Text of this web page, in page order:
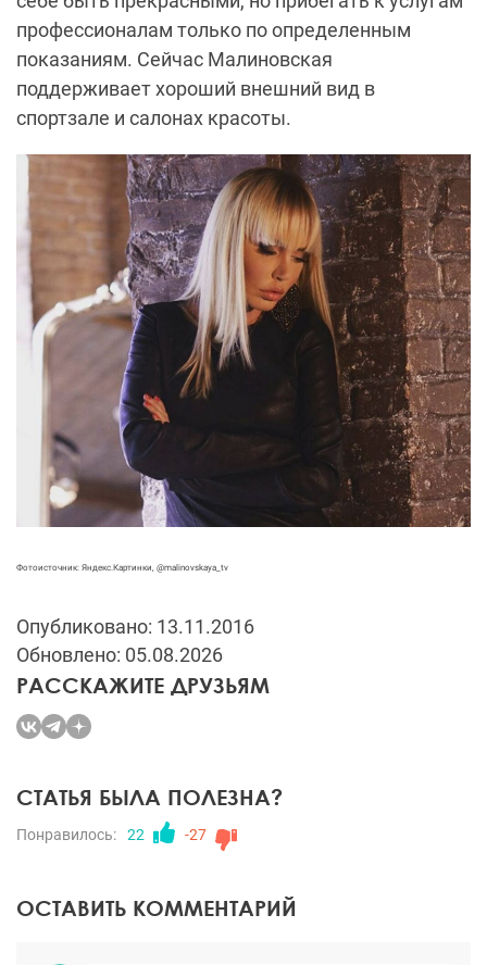
профессионалам только по определенным
показаниям. Сейчас Малиновская
поддерживает хороший внешний вид в
спортзале и салонах красоты.
Фотоисточник: Яндекс.Картинки, @malinovskaya_tv
Опубликовано: 13.11.2016
Обновлено: 05.08.2026
РАССКАЖИТЕ ДРУЗЬЯМ
СТАТЬЯ БЫЛА ПОЛЕЗНА?
Понравилось: 22 -27
ОСТАВИТЬ КОММЕНТАРИЙ